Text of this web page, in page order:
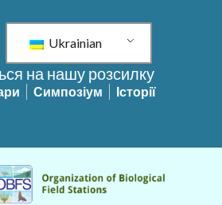
Ukrainian
на нашу розсилку
Симпозіум Історії